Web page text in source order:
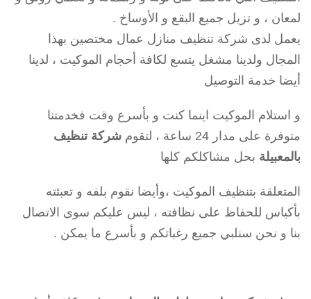
لمعان ، و تزيل جميع البقع و الأوساخ .
يعمل لدى شركة تنظيف منازل عمال مختصين بهذا
المجال ولدينا مشغل يتسع لكافة أحجام الموكيت ، لدينا
أيضا خدمة التوصيل
و استلام الموكيت اينما كنت و بأسرع وقت فخدمتنا
متوفرة على مدار 24 ساعة ، لتقوم
شركة تنظيف
بالمعبيلة بحل مشاكلكم كلها
المتعلقة بتنظيف الموكيت ،وأيضا نقوم بلفه و تعبئته
بأكياس للحفاظ على نظافته ، ليس عليكم سوى الاتصال
بنا و نحن سنلبي جميع رغباتكم و بأسرع ما يمكن .